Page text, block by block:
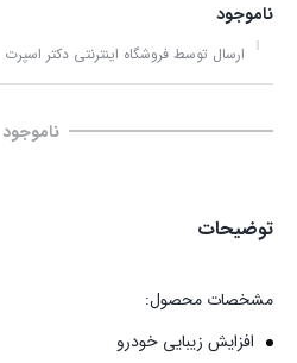
ناموجود
ارسال توسط فروشگاه اینترنتی دکتر اسپرت
ناموجود
توضیحات
مشخصات محصول:
افزایش زیبایی خودرو